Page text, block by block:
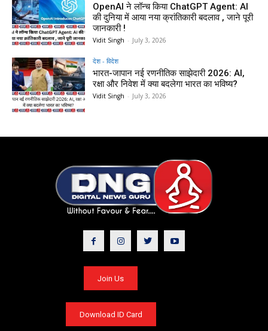
OpenAI ने लॉन्च किया ChatGPT Agent: AI
की दुनिया में आया नया क्रांतिकारी बदलाव , जाने पूरी
जानकारी !
Vidit Singh - July 3, 2026
देश - विदेश
भारत-जापान नई रणनीतिक साझेदारी 2026: AI,
रक्षा और निवेश में क्या बदलेगा भारत का भविष्य?
Vidit Singh - July 3, 2026
Join Us
Download ID Card